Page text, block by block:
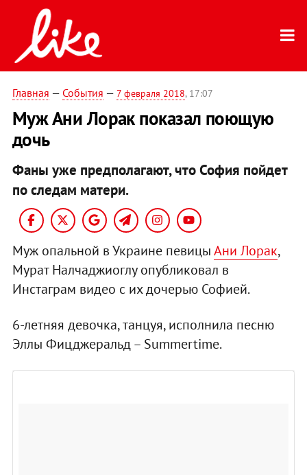
Главная — События — 7 февраля 2018, 17:07
Муж Ани Лорак показал поющую
дочь
Фаны уже предполагают, что София пойдет
по следам матери.
Муж опальной в Украине певицыАни Лорак,
Мурат Налчаджиоглу опубликовал в
Инстаграм видео с их дочерью Софией.
6-летняя девочка, танцуя, исполнила песню
Эллы Фицджеральд – Summertime.